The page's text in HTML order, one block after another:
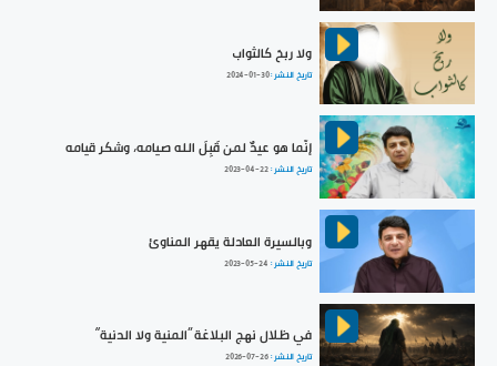
ولا ربحَ كالثواب
تاريخ النشر :2024-01-30
إنّما هو عيدٌ لمن قَبِلَ الله صيامه، وشكر قيامه
تاريخ النشر :2023-04-22
وبالسيرة العادلة يقهر المناوئ
تاريخ النشر : 2023-05-24
في ظلال نهج البلاغة ”المنية ولا الدنية“
تاريخ النشر :2026-07-26